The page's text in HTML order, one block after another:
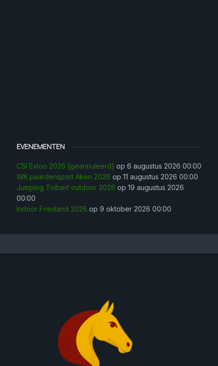
EVENEMENTEN
CSI Exloo 2026 [geannuleerd] op 6 augustus 2026 00:00
WK paardensport Aken 2026 op 11 augustus 2026 00:00
Jumping Tolbert outdoor 2026 op 19 augustus 2026
00:00
Indoor Friesland 2026 op 9 oktober 2026 00:00